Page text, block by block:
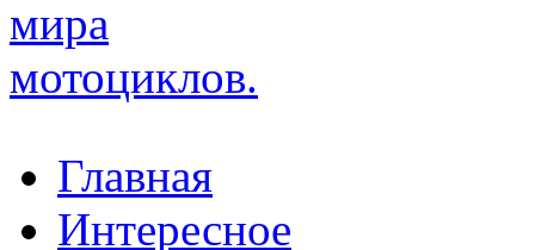
Главная
Интересное